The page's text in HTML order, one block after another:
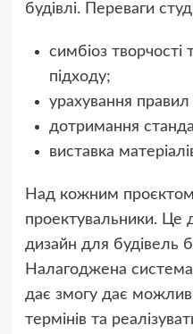
будівлі. Переваги
симбіоз творчості
підходу;
урахування правил
дотримання
виставка
Над кожним
проектувальники. Це
дизайн для будівель
Налагоджена
дає змогу дає
термінів та